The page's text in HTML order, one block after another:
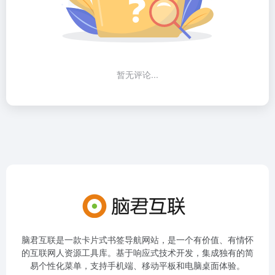
暂无评论...
脑君互联是一款卡片式书签导航网站，是一个有价值、有情怀
的互联网人资源工具库。基于响应式技术开发，集成独有的简
易个性化菜单，支持手机端、移动平板和电脑桌面体验。